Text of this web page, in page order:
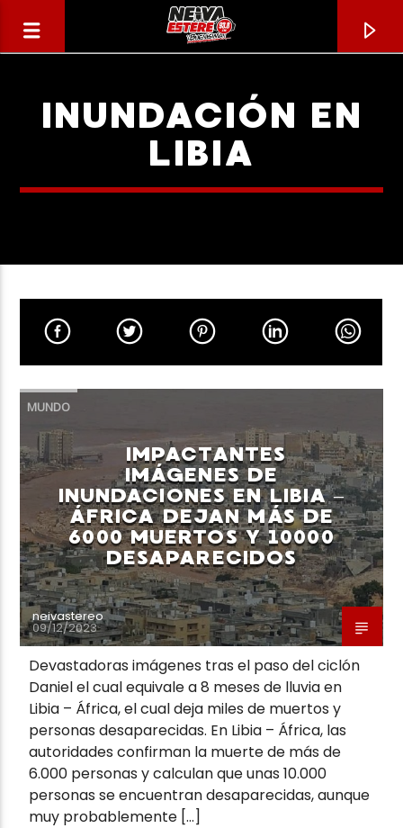
CANCIÓN ACTUAL
TÍTULO
ARTISTA
Neiva Estereo
INUNDACIÓN EN
LIBIA
MUNDO
IMPACTANTES
IMÁGENES DE
INUNDACIONES EN LIBIA –
ÁFRICA DEJAN MÁS DE
6000 MUERTOS Y 10000
DESAPARECIDOS
neivastereo
09/12/2023
Devastadoras imágenes tras el paso del ciclón
Daniel el cual equivale a 8 meses de lluvia en
Libia – África, el cual deja miles de muertos y
personas desaparecidas. En Libia – África, las
autoridades confirman la muerte de más de
6.000 personas y calculan que unas 10.000
personas se encuentran desaparecidas, aunque
muy probablemente […]